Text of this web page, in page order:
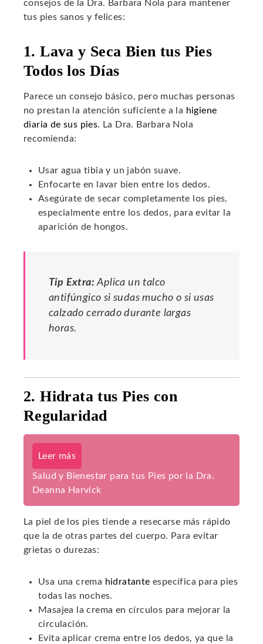
consejos de la Dra. Barbara Nola para mantener
tus pies sanos y felices:
1. Lava y Seca Bien tus Pies
Todos los Días
Parece un consejo básico, pero muchas personas
no prestan la atención suficiente a la higiene
diaria de sus pies. La Dra. Barbara Nola
recomienda:
Usar agua tibia y un jabón suave.
Enfocarte en lavar bien entre los dedos.
Asegúrate de secar completamente los pies,
especialmente entre los dedos, para evitar la
aparición de hongos.
Tip Extra: Aplica un talco
antifúngico si sudas mucho o si usas
calzado cerrado durante largas
horas.
2. Hidrata tus Pies con
Regularidad
Leer más
Salud y Bienestar para tus Pies por la Dra.
Deanna Harvick
La piel de los pies tiende a resecarse más rápido
que la de otras partes del cuerpo. Para evitar
grietas o durezas:
Usa una crema hidratante específica para pies
todas las noches.
Masajea la crema en círculos para mejorar la
circulación.
Evita aplicar crema entre los dedos, ya que la